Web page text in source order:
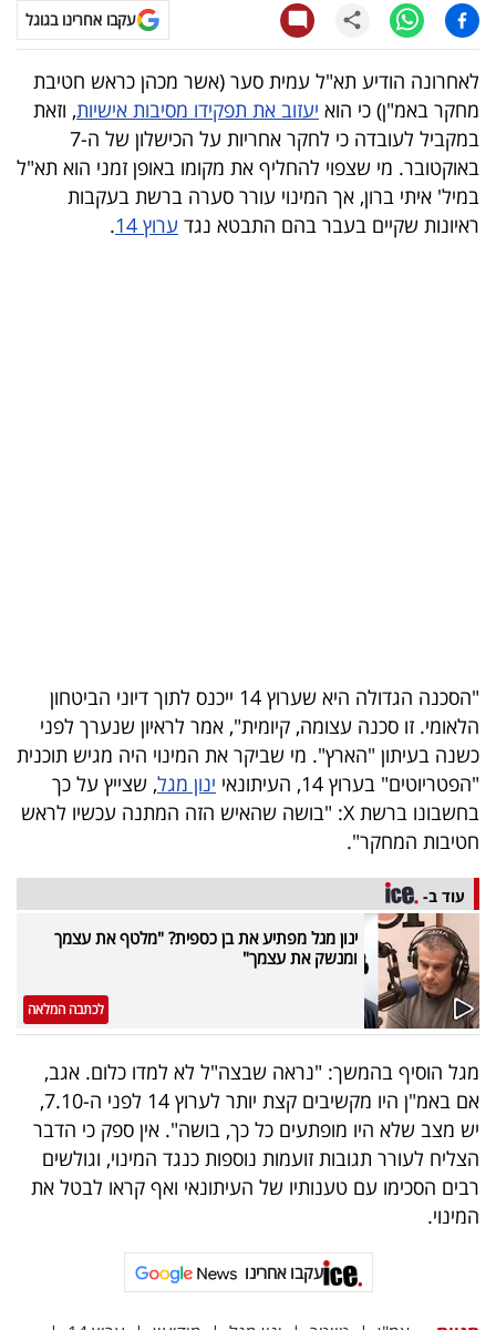
עסקי
ספורט
קריירה
ולימודים
מינויים
הכלכלי
פודקאסט
40
UNDER
40
שיתופי
פעולה
דרושים
ניוזלטרים
מייל
עקבו אחרינו בגוגל
לאחרונה הודיע תא"ל עמית סער (אשר מכהן כראש חטיבת
מחקר באמ"ן) כי הוא יעזוב את תפקידו מסיבות אישיות, וזאת
במקביל לעובדה כי לחקר אחריות על הכישלון של ה-7
באוקטובר. מי שצפוי להחליף את מקומו באופן זמני הוא תא"ל
במיל' איתי ברון, אך המינוי עורר סערה ברשת בעקבות
ראיונות שקיים בעבר בהם התבטא נגד ערוץ 14 .
"הסכנה הגדולה היא שערוץ 14 ייכנס לתוך דיוני הביטחון
הלאומי. זו סכנה עצומה, קיומית", אמר לראיון שנערך לפני
כשנה בעיתון "הארץ". מי שביקר את המינוי היה מגיש תוכנית
"הפטריוטים" בערוץ 14, העיתונאי
ינון מגל, שצייץ על כך
בחשבונו ברשת X: "בושה שהאיש הזה המתנה עכשיו לראש
חטיבות המחקר".
עוד ב-
ינון מגל מפתיע את בן כספית? "מלטף את עצמך
ומנשק את עצמך"
לכתבה המלאה
מגל הוסיף בהמשך: "נראה שבצה"ל לא למדו כלום. אגב,
אם באמ"ן היו מקשיבים קצת יותר לערוץ 14 לפני ה-7.10,
יש מצב שלא היו מופתעים כל כך, בושה". אין ספק כי הדבר
הצליח לעורר תגובות זועמות נוספות כנגד המינוי, וגולשים
רבים הסכימו עם טענותיו של העיתונאי ואף קראו לבטל את
המינוי.
עקבו אחרינו